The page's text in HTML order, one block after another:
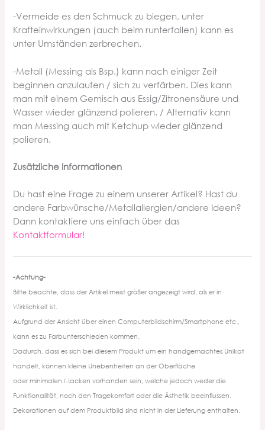
-Vermeide es den Schmuck zu biegen, unter
Krafteinwirkungen (auch beim runterfallen) kann es
unter Umständen zerbrechen.
-Metall (Messing als Bsp.) kann nach einiger Zeit
beginnen anzulaufen / sich zu verfärben. Dies kann
man mit einem Gemisch aus Essig/Zitronensäure und
Wasser wieder glänzend polieren. / Alternativ kann
man Messing auch mit Ketchup wieder glänzend
polieren.
Zusätzliche Informationen
Du hast eine Frage zu einem unserer Artikel? Hast du
andere Farbwünsche/Metallallergien/andere Ideen?
Dann kontaktiere uns einfach über das
Kontaktformular!
-Achtung-
Bitte beachte, dass der Artikel meist größer angezeigt wird, als er in
Wirklichkeit ist.
Aufgrund der Ansicht über einen Computerbildschirm/Smartphone etc.,
kann es zu Farbunterschieden kommen.
Dadurch, dass es sich bei diesem Produkt um ein handgemachtes Unikat
handelt, können kleine Unebenheiten an der Oberfläche
oder minimalen Macken vorhanden sein, welche jedoch weder die
Funktionalität, noch den Tragekomfort oder die Ästhetik beeinflussen.
Dekorationen auf dem Produktbild sind nicht in der Lieferung enthalten.